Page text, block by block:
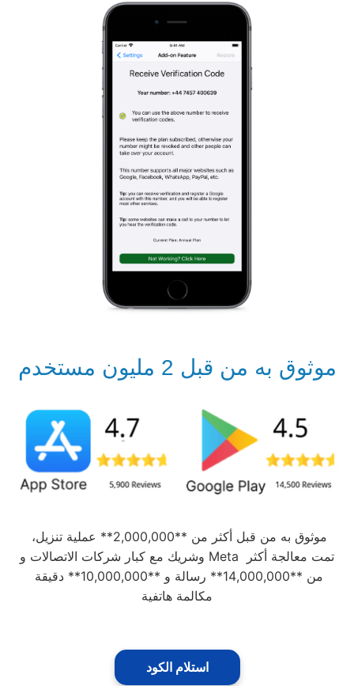
موثوق به من قبل 2 مليون مستخدم
وشريك مع كبار شركات الاتصالات و Meta تمت معالجة أكثر
مكالمة هاتفية
استلام الكود